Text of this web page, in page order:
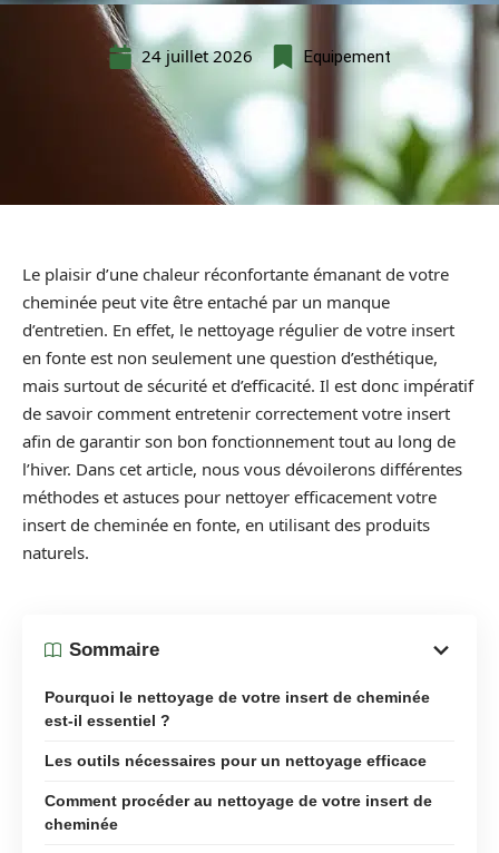
24 juillet 2026 Equipement
Le plaisir d’une chaleur réconfortante émanant de votre
cheminée peut vite être entaché par un manque
d’entretien. En effet, le nettoyage régulier de votre insert
en fonte est non seulement une question d’esthétique,
mais surtout de sécurité et d’efficacité. Il est donc impératif
de savoir comment entretenir correctement votre insert
afin de garantir son bon fonctionnement tout au long de
l’hiver. Dans cet article, nous vous dévoilerons différentes
méthodes et astuces pour nettoyer efficacement votre
insert de cheminée en fonte, en utilisant des produits
naturels.
Sommaire
Pourquoi le nettoyage de votre insert de cheminée
est-il essentiel ?
Les outils nécessaires pour un nettoyage efficace
Comment procéder au nettoyage de votre insert de
cheminée